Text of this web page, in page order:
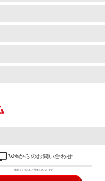
Webからのお問い合わせ
無料サンプルもご用意しております